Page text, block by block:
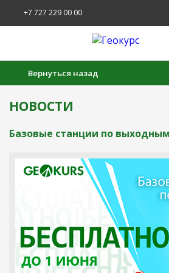
+7 727 229 00 00
Создание заявки на
Вернуться назад
НОВОСТИ
Базовые станции по